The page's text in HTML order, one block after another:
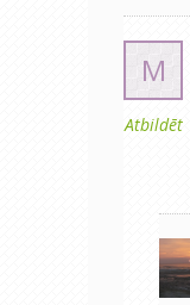
M
Atbildēt